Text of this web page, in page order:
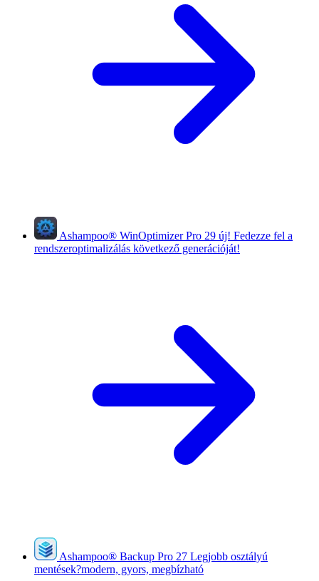
Ashampoo® WinOptimizer Pro 29 új! Fedezze fel a
rendszeroptimalizálás következő generációját!
Ashampoo® Backup Pro 27 Legjobb osztályú
mentések?modern, gyors, megbízható